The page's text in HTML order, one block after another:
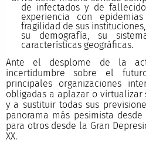
de infectados y de
experiencia con
fragilidad de sus
su demografía, su
características geográficas.
Ante el desplome de la
incertidumbre sobre el
principales organizaciones
obligadas a aplazar o virtualizar
y a sustituir todas sus
panorama más pesimista
para otros desde la Gran
XX.